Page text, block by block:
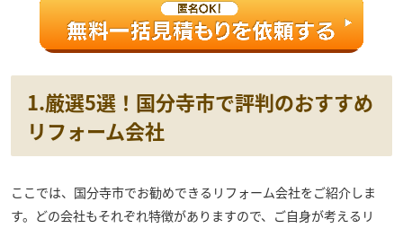
1.厳選5選！国分寺市で評判のおすすめ
リフォーム会社
ここでは、国分寺市でお勧めできるリフォーム会社をご紹介しま
す。どの会社もそれぞれ特徴がありますので、ご自身が考えるリ